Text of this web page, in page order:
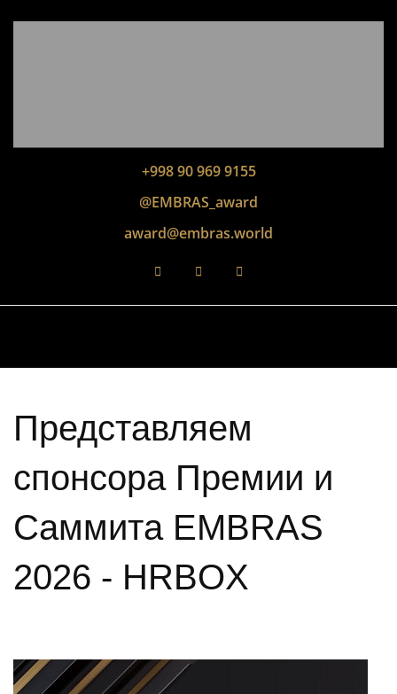
+998 90 969 9155
@EMBRAS_award
award@embras.world
Представляем
спонсора Премии и
Саммита EMBRAS
2026 - HRBOX